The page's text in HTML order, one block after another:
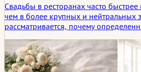
Свадьбы в ресторанах часто
чем в более крупных и нейтральных
рассматривается, почему
общей атмосферы, и как эта
в те небольшие социальные сцены,
вспоминают впоследствии.